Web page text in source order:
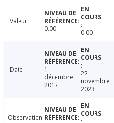
Valeur
0.00
0.00
Date
1
décembre
2017
22
novembre
2023
Observation